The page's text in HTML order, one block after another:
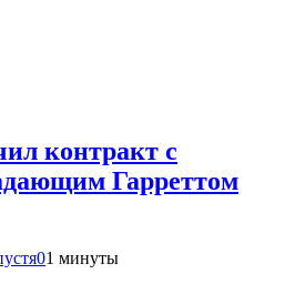
контракт с
Гарреттом
01 минуты